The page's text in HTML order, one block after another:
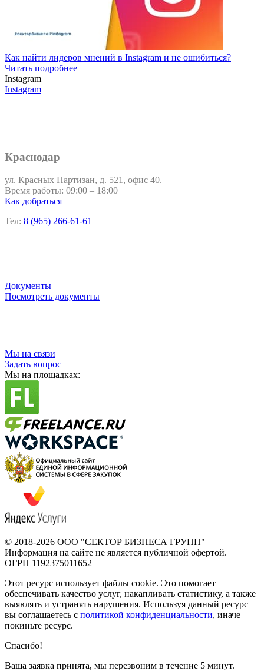
Как найти лидеров мнений в Instagram и не ошибиться?
Читать подробнее
Instagram
Instagram
Краснодар
ул. Красных Партизан, д. 521, офис 40.
Время работы: 09:00 – 18:00
Как добраться
Тел: 8 (965) 266-61-61
Документы
Посмотреть документы
Мы на связи
Задать вопрос
Мы на площадках:
© 2018-2026 ООО "СЕКТОР БИЗНЕСА ГРУПП"
Информация на сайте не является публичной офертой.
ОГРН 1192375011652
Этот ресурс использует файлы cookie. Это помогает
обеспечивать качество услуг, накапливать статистику, а также
выявлять и устранять нарушения. Используя данный ресурс
вы соглашаетесь с политикой конфиденциальности, иначе
покиньте ресурс.
Спасибо!
Ваша заявка принята, мы перезвоним в течение 5 минут.